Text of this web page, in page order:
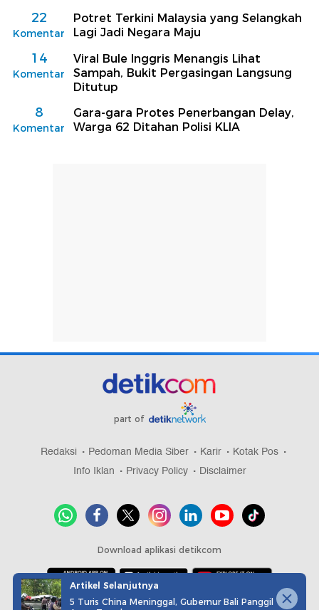
22
Komentar
Potret Terkini Malaysia yang Selangkah
Lagi Jadi Negara Maju
14
Komentar
Viral Bule Inggris Menangis Lihat
Sampah, Bukit Pergasingan Langsung
Ditutup
8
Komentar
Gara-gara Protes Penerbangan Delay,
Warga 62 Ditahan Polisi KLIA
part of
Redaksi Pedoman Media Siber Karir
Kotak Pos
Info Iklan
Privacy Policy Disclaimer
Download aplikasi detikcom
Artikel Selanjutnya
5 Turis China Meninggal, Gubernur Bali Panggil